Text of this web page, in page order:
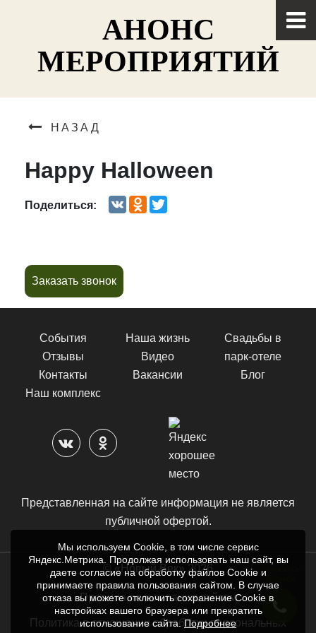
АНОНС
МЕРОПРИЯТИЙ
НАЗАД
Happy Halloween
Поделиться: VK Odnoklassniki
Заказать звонок
События
Отзывы
Контакты
Наш комплекс
Наша жизнь
Видео
Вакансии
Свадьбы в
парк-отеле
Блог
Представленная на сайте информация не является
публичной офертой.
© «Новый Век» 2026
Правила пользования сайтом
Политика в отношении обработки персональных
заказать
звонок
Мы используем Cookie, в том числе сервис
Яндекс.Метрика. Продолжая использовать наш сайт, вы
даете согласие на обработку файлов Cookie и
принимаете правила пользования сайтом. В случае
отказа вы можете отключить сохранение Cookie в
настройках вашего браузера или прекратить
использование сайта.Подробнее